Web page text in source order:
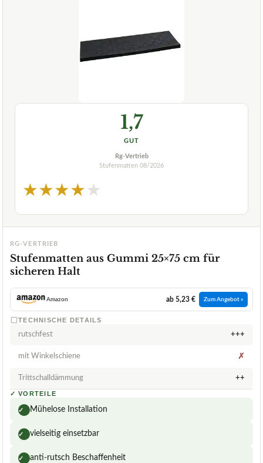
1,7
GUT
Rg-Vertrieb
Stufenmatten 08/2026
★★★★★
RG-VERTRIEB
Stufenmatten aus Gummi 25×75 cm für
sicheren Halt
Amazon ab 5,23 € Zum Angebot »
TECHNISCHE DETAILS
rutschfest +++
mit Winkelschiene ✗
Trittschalldämmung ++
✓ VORTEILE
✓ Mühelose Installation
✓ vielseitig einsetzbar
✓ anti-rutsch Beschaffenheit